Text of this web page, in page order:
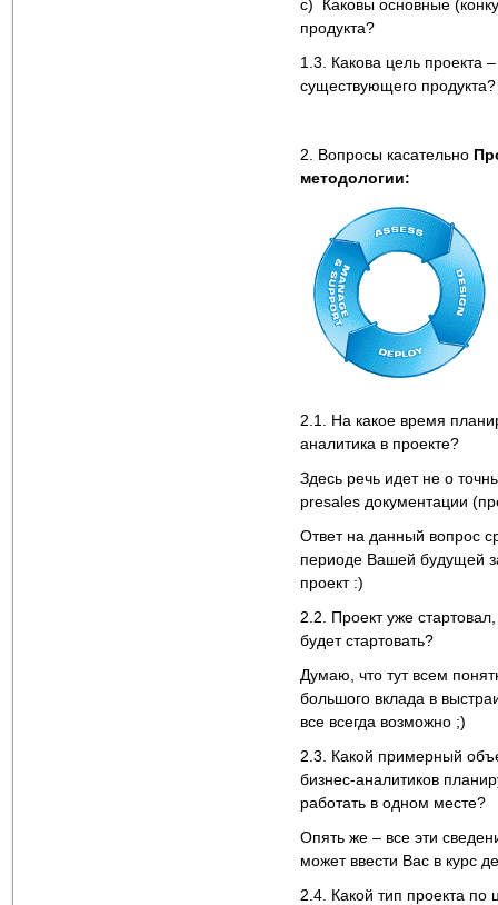
c) Каковы основные
продукта?
1.3. Какова цель проекта
существующего продукта?
2. Вопросы касательно
методологии:
2.1. На какое время
аналитика в проекте?
Здесь речь идет не о
presales документации
Ответ на данный вопрос
периоде Вашей будущей
проект :)
2.2. Проект уже
будет стартовать?
Думаю, что тут всем
большого вклада в
все всегда возможно ;)
2.3. Какой примерный
бизнес-аналитиков
работать в одном месте?
Опять же – все эти
может ввести Вас в курс
2.4. Какой тип проекта